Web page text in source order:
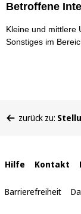
Betroffene
Kleine und mittlere
Sonstiges im
befinden
zurück zu:
Interne
Links
Hilfe Kontakt
Barrierefreiheit